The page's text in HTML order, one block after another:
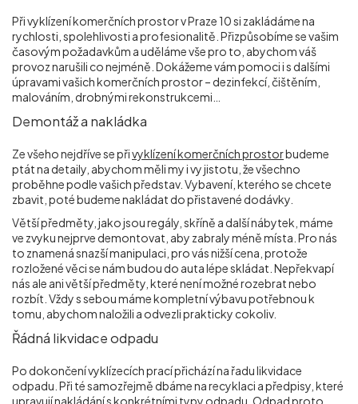
Při vyklízení komerčních prostor v Praze 10 si zakládáme na
rychlosti, spolehlivosti a profesionalitě. Přizpůsobíme se vašim
časovým požadavkům a uděláme vše pro to, abychom váš
provoz narušili co nejméně. Dokážeme vám pomoci i s dalšími
úpravami vašich komerčních prostor – dezinfekcí, čištěním,
malováním, drobnými rekonstrukcemi…
Demontáž a nakládka
Ze všeho nejdříve se přivyklízení komerčních prostorbudeme
ptát na detaily, abychom měli my i vy jistotu, že všechno
proběhne podle vašich představ. Vybavení, kterého se chcete
zbavit, poté budeme nakládat do přistavené dodávky.
Větší předměty, jako jsou regály, skříně a další nábytek, máme
ve zvyku nejprve demontovat, aby zabraly méně místa. Pro nás
to znamená snazší manipulaci, pro vás nižší cena, protože
rozložené věci se nám budou do auta lépe skládat. Nepřekvapí
nás ale ani větší předměty, které není možné rozebrat nebo
rozbít. Vždy s sebou máme kompletní výbavu potřebnou k
tomu, abychom naložili a odvezli prakticky cokoliv.
Řádná likvidace odpadu
Po dokončení vyklízecích prací přichází na řadu likvidace
odpadu. Při té samozřejmě dbáme na recyklaci a předpisy, které
upravují nakládání s konkrétními typy odpadu. Odpad proto